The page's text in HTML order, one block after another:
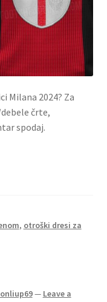
Milana 2024? Za
črte,
spodaj.
, otroški dresi za
— Leave a